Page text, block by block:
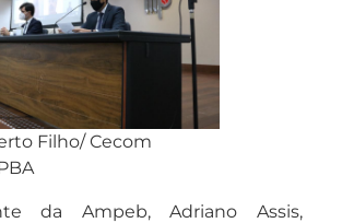
Filho/ Cecom
da Ampeb, Adriano Assis,